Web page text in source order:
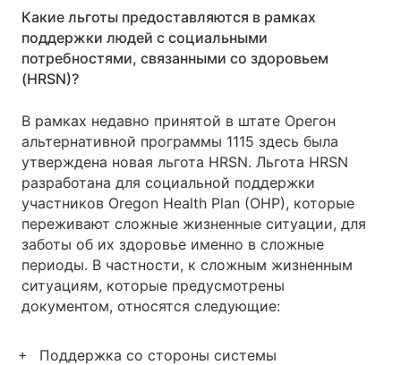
Какие льготы предоставляются в рамках
поддержки людей с социальными
потребностями, связанными со здоровьем
(HRSN)?
В рамках недавно принятой в штате Орегон
альтернативной программы 1115 здесь была
утверждена новая льгота HRSN. Льгота HRSN
разработана для социальной поддержки
участников Oregon Health Plan (OHP), которые
переживают сложные жизненные ситуации, для
заботы об их здоровье именно в сложные
периоды. В частности, к сложным жизненным
ситуациям, которые предусмотрены
документом, относятся следующие:
Поддержка со стороны системы